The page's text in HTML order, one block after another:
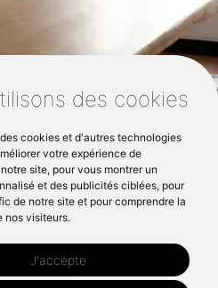
des cookies
cookies et d'autres technologies
votre expérience de
site, pour vous montrer un
et des publicités ciblées, pour
de notre site et pour comprendre la
nos visiteurs.
J'accepte